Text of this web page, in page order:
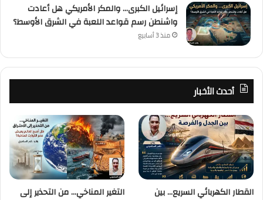
إسرائيل الكبرى… والمكر الأمريكي هل أعادت
واشنطن رسم قواعد اللعبة في الشرق الأوسط؟
منذ 3 أسابيع
أحدث الأخبار
القطار الكهربائي السريع… بين
التغير المناخي… من التحذير إلى